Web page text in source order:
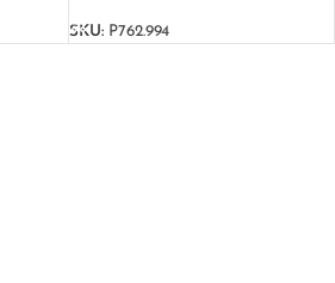
SKU: P762.994